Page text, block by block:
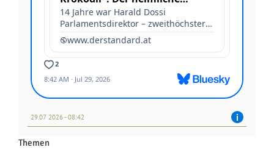
29.07 2026 - 08:42
Themen